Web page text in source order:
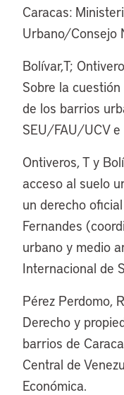
Caracas:
Urbano/Consejo
Bolívar,T;
Sobre la
de los barrios
SEU/FAU/UCV
Ontiveros, T y
acceso al suelo
un derecho
Fernandes
urbano y medio
Internacional de
Pérez Perdomo,
Derecho y
barrios de
Central de
Económica.